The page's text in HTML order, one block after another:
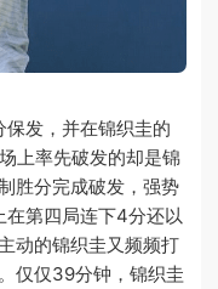
发，并在锦织圭的
上率先破发的却是锦
胜分完成破发，强势
第四局连下4分还以
动的锦织圭又频频打
仅仅39分钟，锦织圭